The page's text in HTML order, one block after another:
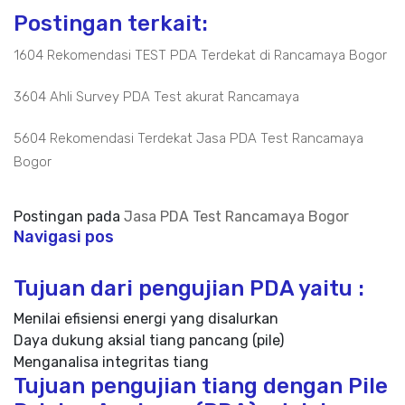
Postingan terkait:
1604 Rekomendasi TEST PDA Terdekat di Rancamaya Bogor
3604 Ahli Survey PDA Test akurat Rancamaya
5604 Rekomendasi Terdekat Jasa PDA Test Rancamaya
Bogor
Postingan pada Jasa PDA Test Rancamaya Bogor
Navigasi pos
Tujuan dari pengujian PDA yaitu :
Menilai efisiensi energi yang disalurkan
Daya dukung aksial tiang pancang (pile)
Menganalisa integritas tiang
Tujuan pengujian tiang dengan Pile